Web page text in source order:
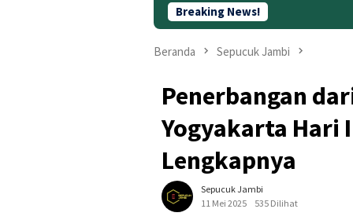
Breaking News!
Beranda Sepucuk Jambi
Penerbangan
Yogyakarta Hari
Lengkapnya
Sepucuk Jambi
11 Mei 2025
535 Dilihat